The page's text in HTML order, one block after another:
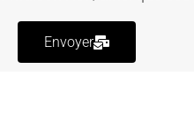
Envoyer